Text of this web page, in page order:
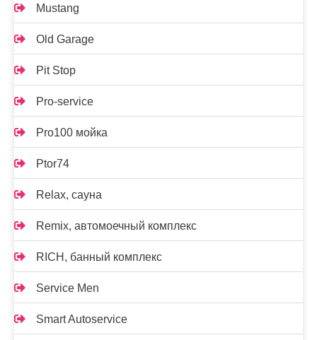
Mustang
Old Garage
Pit Stop
Pro-service
Pro100 мойка
Ptor74
Relax, сауна
Remix, автомоечный комплекс
RICH, банный комплекс
Service Men
Smart Autoservice